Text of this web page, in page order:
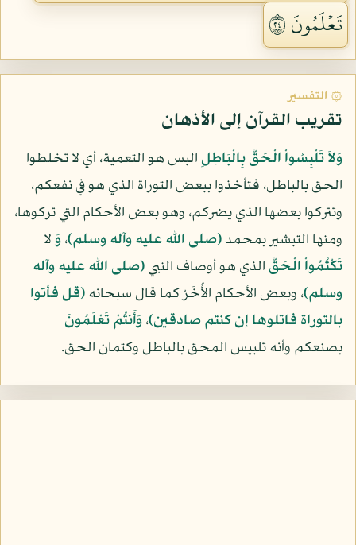
تَعۡلَمُونَ ٤٢
۞ التفسير
تقريب القرآن إلى الأذهان
وَلاَ تَلْبِسُواْ الْحَقَّ بِالْبَاطِلِ البس هو التعمية، أي لا تخلطوا
الحق بالباطل، فتأخذوا ببعض التوراة الذي هو في نفعكم،
وتتركوا بعضها الذي يضركم، وهو بعض الأحكام التي تركوها،
ومنها التبشير بمحمد(صلى الله عليه وآله وسلم)،وَلا
تَكْتُمُواْ الْحَقَّ الذي هو أوصاف النبي(صلى الله عليه وآله
وسلم)، وبعض الأحكام الأُخَرْ كما قال سبحانه(قل فأتوا
بالتوراة فاتلوها إن كنتم صادقين)،وَأَنتُمْ تَعْلَمُونَ
بصنعكم وأنه تلبيس المحق بالباطل وكتمان الحق.